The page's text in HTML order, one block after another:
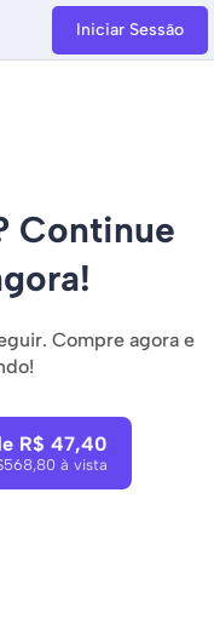
Iniciar Sessão
Continue
Compre agora e
R$ 47,40
à vista